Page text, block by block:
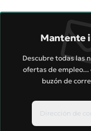
Mantente
Descubre todas las
ofertas de
buzón de